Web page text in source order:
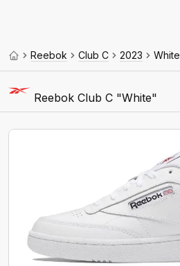
Reebok Club C 2023 White
Reebok Club C "White"